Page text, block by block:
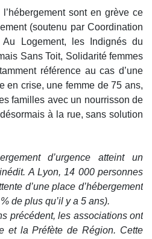
sont en grève ce
(soutenu par Coordination
Au Logement, les Indignés du
Sans Toit, Solidarité femmes
référence au cas d’une
en crise, une femme de 75 ans,
familles avec un nourrisson de
à la rue, sans solution
d’urgence atteint un
A Lyon, 14 000 personnes
d’une place d’hébergement
de plus qu’il y a 5 ans).
précédent, les associations ont
et la Préfète de Région. Cette